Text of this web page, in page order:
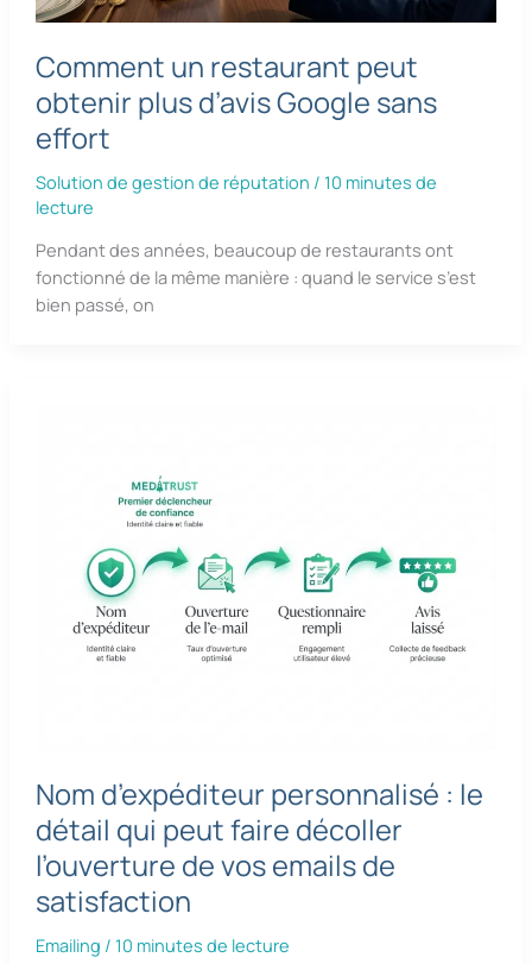
Comment un restaurant peut
obtenir plus d’avis Google sans
effort
Solution de gestion de réputation / 10 minutes de
lecture
Pendant des années, beaucoup de restaurants ont
fonctionné de la même manière : quand le service s’est
bien passé, on
Nom d’expéditeur personnalisé : le
détail qui peut faire décoller
l’ouverture de vos emails de
satisfaction
Emailing / 10 minutes de lecture